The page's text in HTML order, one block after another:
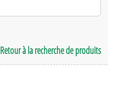
Retour à la recherche de produits